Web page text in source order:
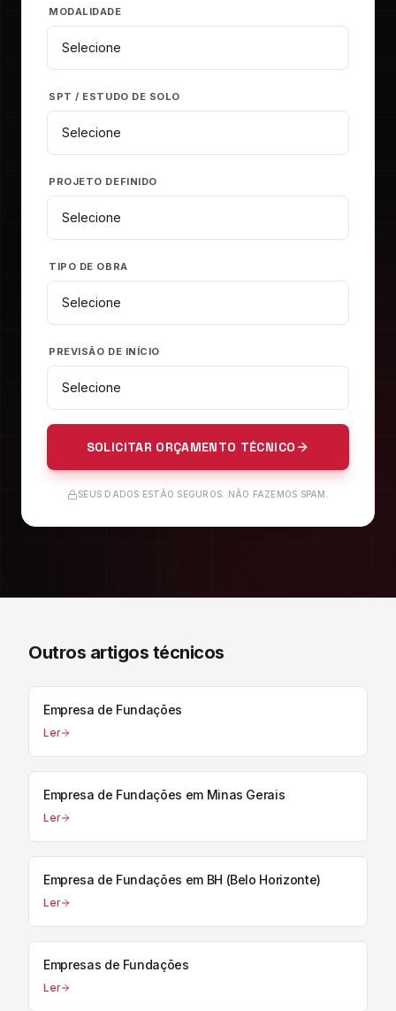
MODALIDADE
SPT / ESTUDO DE SOLO
PROJETO DEFINIDO
TIPO DE OBRA
PREVISÃO DE INÍCIO
SOLICITAR ORÇAMENTO TÉCNICO
SEUS DADOS ESTÃO SEGUROS. NÃO FAZEMOS SPAM.
Outros artigos técnicos
Empresa de Fundações
Ler
Empresa de Fundações em Minas Gerais
Ler
Empresa de Fundações em BH (Belo Horizonte)
Ler
Empresas de Fundações
Ler